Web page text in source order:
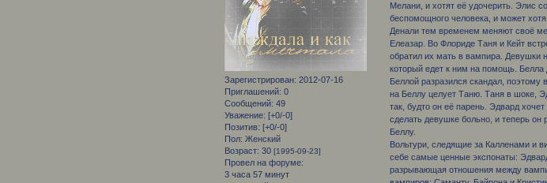
Зарегистрирован: 2012-07-16
Приглашений: 0
Сообщений: 49
Уважение: [+0/-0]
Позитив: [+0/-0]
Пол: Женский
Возраст: 30 [1995-09-23]
Провел на форуме:
3 часа 57 минут
Мелани, и хотят её удочерить. Элис
беспомощного человека, и может
Денали тем временем меняют своё
Елеазар. Во Флориде Таня и Кейт
обратил их мать в вампира. Девушки
который едет к ним на помощь. Белла
Беллой разразился скандал,
на Беллу целует Таню. Таня в шоке,
так, будто он её парень. Эдвард
сделать девушке больно, и теперь
Беллу.
Вольтури, следящие за Калленами и
себе самые ценные экспонаты:
разрывающая отношения между